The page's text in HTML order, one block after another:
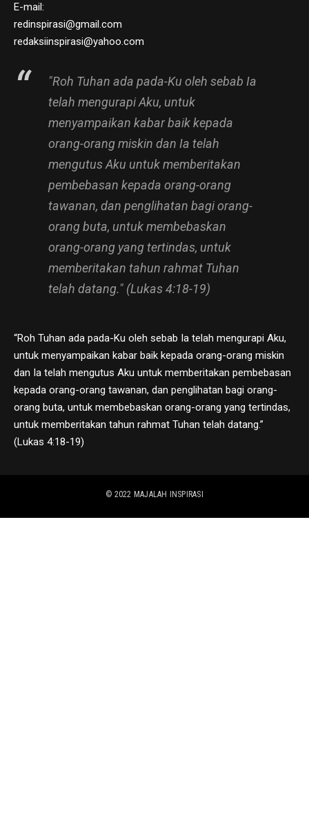
E-mail:
redinspirasi@gmail.com
redaksiinspirasi@yahoo.com
"Roh Tuhan ada pada-Ku oleh sebab Ia
telah mengurapi Aku, untuk
menyampaikan kabar baik kepada
orang-orang miskin dan Ia telah
mengutus Aku untuk memberitakan
pembebasan kepada orang-orang
tawanan, dan penglihatan bagi orang-
orang buta, untuk membebaskan
orang-orang yang tertindas, untuk
memberitakan tahun rahmat Tuhan
telah datang." (Lukas 4:18-19)
“Roh Tuhan ada pada-Ku oleh sebab Ia telah mengurapi Aku,
untuk menyampaikan kabar baik kepada orang-orang miskin
dan Ia telah mengutus Aku untuk memberitakan pembebasan
kepada orang-orang tawanan, dan penglihatan bagi orang-
orang buta, untuk membebaskan orang-orang yang tertindas,
untuk memberitakan tahun rahmat Tuhan telah datang.”
(Lukas 4:18-19)
© 2022 MAJALAH INSPIRASI